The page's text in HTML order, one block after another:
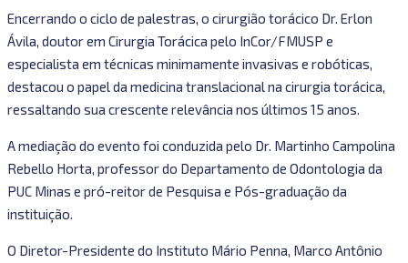
Encerrando o ciclo de palestras, o cirurgião torácico Dr. Erlon
Ávila, doutor em Cirurgia Torácica pelo InCor/FMUSP e
especialista em técnicas minimamente invasivas e robóticas,
destacou o papel da medicina translacional na cirurgia torácica,
ressaltando sua crescente relevância nos últimos 15 anos.
A mediação do evento foi conduzida pelo Dr. Martinho Campolina
Rebello Horta, professor do Departamento de Odontologia da
PUC Minas e pró-reitor de Pesquisa e Pós-graduação da
instituição.
O Diretor-Presidente do Instituto Mário Penna, Marco Antônio